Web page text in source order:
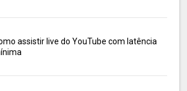
assistir live do YouTube com latência